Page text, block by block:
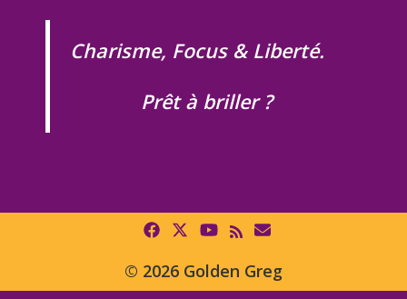
Charisme, Focus & Liberté.
Prêt à briller ?
© 2026 Golden Greg